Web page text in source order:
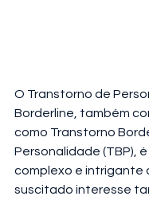
O Transtorno de
Borderline, também
como Transtorno
Personalidade (TBP),
complexo e intrigante
suscitado interesse